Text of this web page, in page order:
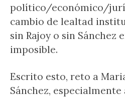
político/económico/
cambio de lealtad
sin Rajoy o sin Sánchez
imposible.
Escrito esto, reto a
Sánchez,